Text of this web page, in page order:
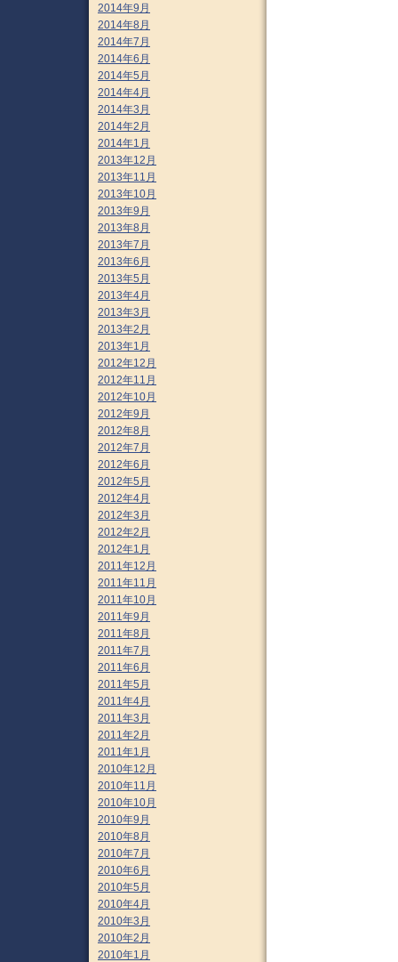
2014年9月
2014年8月
2014年7月
2014年6月
2014年5月
2014年4月
2014年3月
2014年2月
2014年1月
2013年12月
2013年11月
2013年10月
2013年9月
2013年8月
2013年7月
2013年6月
2013年5月
2013年4月
2013年3月
2013年2月
2013年1月
2012年12月
2012年11月
2012年10月
2012年9月
2012年8月
2012年7月
2012年6月
2012年5月
2012年4月
2012年3月
2012年2月
2012年1月
2011年12月
2011年11月
2011年10月
2011年9月
2011年8月
2011年7月
2011年6月
2011年5月
2011年4月
2011年3月
2011年2月
2011年1月
2010年12月
2010年11月
2010年10月
2010年9月
2010年8月
2010年7月
2010年6月
2010年5月
2010年4月
2010年3月
2010年2月
2010年1月